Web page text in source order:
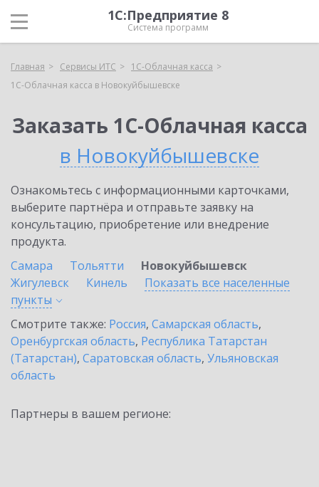
1С:Предприятие 8
Система программ
Главная Сервисы ИТС
1С-Облачная касса
1С-Облачная касса в Новокуйбышевске
Заказать 1С-Облачная касса
в Новокуйбышевске
Ознакомьтесь с информационными карточками,
выберите партнёра и отправьте заявку на
консультацию, приобретение или внедрение
продукта.
Самара
Тольятти
Новокуйбышевск
Жигулевск
Кинель
Показать все населенные
пункты
Смотрите также: Россия, Самарская область,
Оренбургская область, Республика Татарстан
(Татарстан), Саратовская область, Ульяновская
область
Партнеры в вашем регионе: